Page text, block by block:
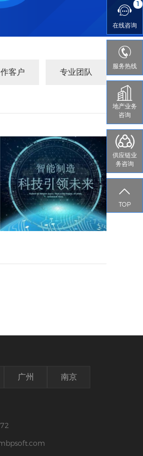
客户 专业团队
广州 南京
1

在线咨询

服务热线
地产业务
咨询
供应链业
务咨询

TOP